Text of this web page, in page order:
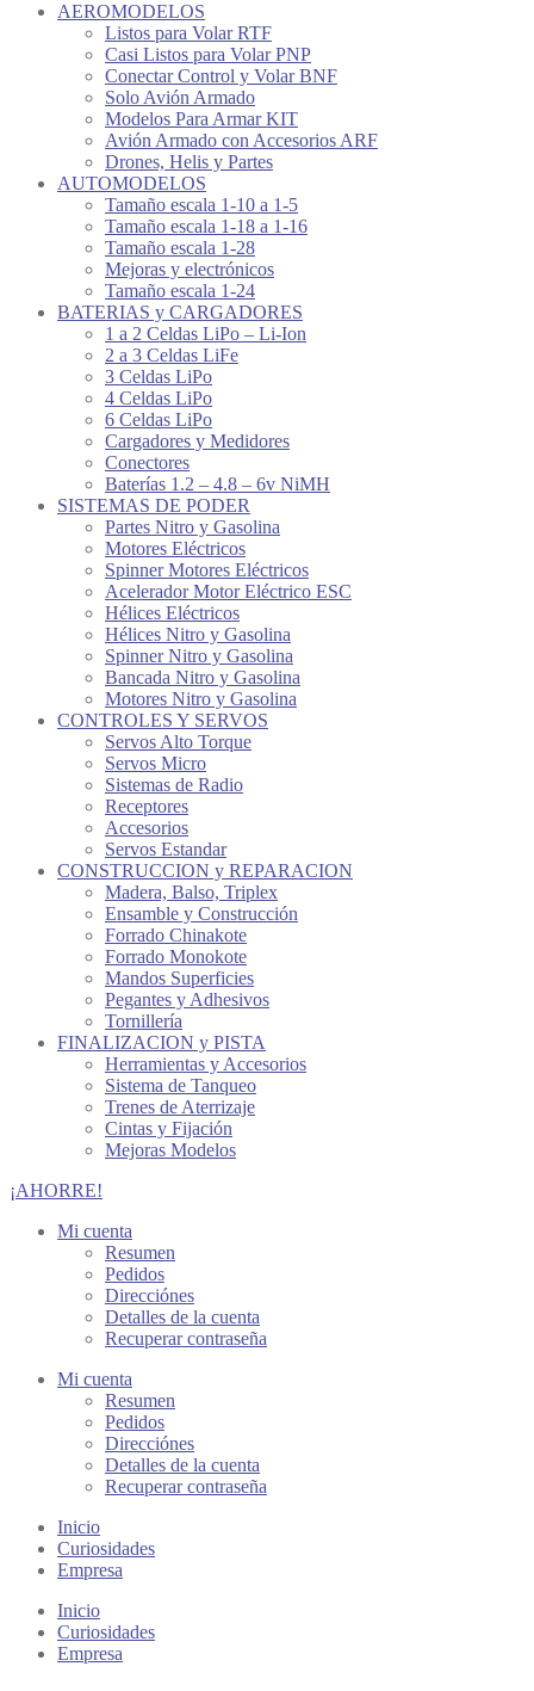
AEROMODELOS
Listos para Volar RTF
Casi Listos para Volar PNP
Conectar Control y Volar BNF
Solo Avión Armado
Modelos Para Armar KIT
Avión Armado con Accesorios ARF
Drones, Helis y Partes
AUTOMODELOS
Tamaño escala 1-10 a 1-5
Tamaño escala 1-18 a 1-16
Tamaño escala 1-28
Mejoras y electrónicos
Tamaño escala 1-24
BATERIAS y CARGADORES
1 a 2 Celdas LiPo – Li-Ion
2 a 3 Celdas LiFe
3 Celdas LiPo
4 Celdas LiPo
6 Celdas LiPo
Cargadores y Medidores
Conectores
Baterías 1.2 – 4.8 – 6v NiMH
SISTEMAS DE PODER
Partes Nitro y Gasolina
Motores Eléctricos
Spinner Motores Eléctricos
Acelerador Motor Eléctrico ESC
Hélices Eléctricos
Hélices Nitro y Gasolina
Spinner Nitro y Gasolina
Bancada Nitro y Gasolina
Motores Nitro y Gasolina
CONTROLES Y SERVOS
Servos Alto Torque
Servos Micro
Sistemas de Radio
Receptores
Accesorios
Servos Estandar
CONSTRUCCION y REPARACION
Madera, Balso, Triplex
Ensamble y Construcción
Forrado Chinakote
Forrado Monokote
Mandos Superficies
Pegantes y Adhesivos
Tornillería
FINALIZACION y PISTA
Herramientas y Accesorios
Sistema de Tanqueo
Trenes de Aterrizaje
Cintas y Fijación
Mejoras Modelos
¡AHORRE!
Mi cuenta
Resumen
Pedidos
Direcciónes
Detalles de la cuenta
Recuperar contraseña
Mi cuenta
Resumen
Pedidos
Direcciónes
Detalles de la cuenta
Recuperar contraseña
Inicio
Curiosidades
Empresa
Inicio
Curiosidades
Empresa